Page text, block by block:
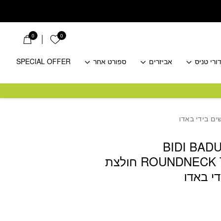
0 הרשימה שלי
0
טניס אביזרים ספורט אחר
SPECIAL OFFER
BIDI
ROUNDNECK TEE WHITE חולצת
באדו